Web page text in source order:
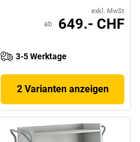
exkl. MwSt
ab 649.- CHF
3-5 Werktage
2 Varianten anzeigen